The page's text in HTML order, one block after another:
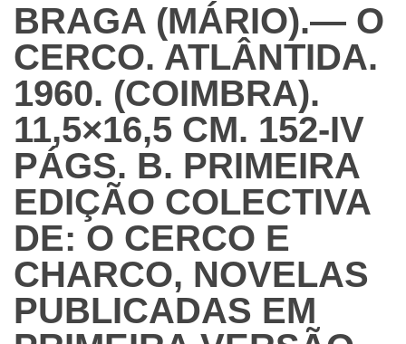
BRAGA (MÁRIO).— O
CERCO. ATLÂNTIDA.
1960. (COIMBRA).
11,5×16,5 CM. 152-IV
PÁGS. B. PRIMEIRA
EDIÇÃO COLECTIVA
DE: O CERCO E
CHARCO, NOVELAS
PUBLICADAS EM